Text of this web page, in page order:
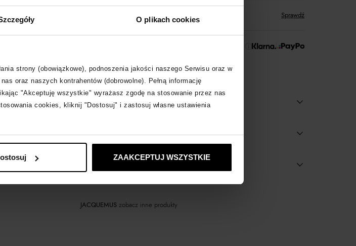
O plikach cookies
strony (obowiązkowe), podnoszenia jakości naszego Serwisu oraz w
oraz naszych kontrahentów (dobrowolne). Pełną informację
"Akceptuję wszystkie" wyrażasz zgodę na stosowanie przez nas
cookies, kliknij "Dostosuj" i zastosuj własne ustawienia
ZAAKCEPTUJ WSZYSTKIE
+130 punktówzyskujesz w Klubie Korzyści Sprawdź
Opis produktu
Wybrane modele dostępne w salonach
JACQUEMUSzobacz inne produkty